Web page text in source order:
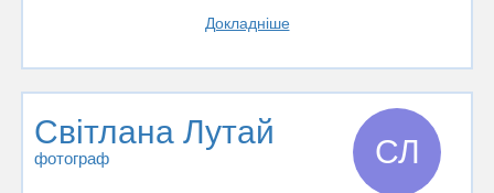
Докладніше
Світлана Лутай
фотограф СЛ